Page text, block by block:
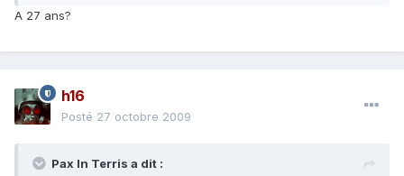
A 27 ans?
h16
Posté 27 octobre 2009
Pax In Terris a dit :